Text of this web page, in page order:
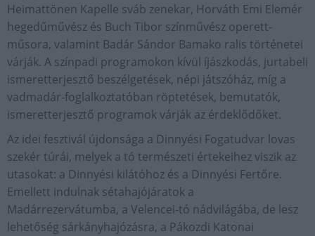
Heimattönen Kapelle sváb zenekar, Horváth Emi Elemér
hegedűművész és Buch Tibor színművész operett-
műsora, valamint Badár Sándor Bamako ralis történetei
várják. A színpadi programokon kívül íjászkodás, jurtabeli
ismeretterjesztő beszélgetések, népi játszóház, míg a
vadmadár-foglalkoztatóban röptetések, bemutatók,
ismeretterjesztő programok várják az érdeklődőket.
Az idei fesztivál újdonsága a Dinnyési Fogatudvar lovas
szekér túrái, melyek a tó természeti értekeihez viszik az
utasokat: a Dinnyési kilátóhoz és a Dinnyési Fertőre.
Emellett indulnak sétahajójáratok a
Madárrezervátumba, a Velencei-tó nádvilágába, de lesz
lehetőség sárkányhajózásra, a Pákozdi Katonai